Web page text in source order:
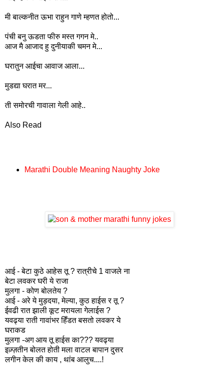
मी बाल्कनीत ऊभा राहुन गाणे म्हणत होतो...
पंची बनु ऊडता फीरु मस्त गगन मे..
आज मै आजाद हु दुनीयाकी चमन मे...
घरातुन आईचा आवाज आला...
मुडद्या घरात मर...
ती समोरची गावाला गेली आहे..
Also Read
Marathi Double Meaning Naughty Joke
आई - बेटा कुठे आहेस तू ? रात्रीचे 1 वाजले ना
बेटा लवकर घरी ये राजा
मुलगा - कोण बोलतेय ?
आई - अरे ये मुड़दया, मेल्या, कुठ हाईस र तू ?
ईवढी रात झाली कूट मरायला गेलाईस ?
यवढ्या राती गावांभर हिँडत बसतो लवकर ये
घराकड
मुलगा -अग आय तू हाईस का??? यवढ्या
इज़्ज़तीन बोलत होती मला वाटल बापान दुसर
लगीन केल की काय , थांब आलुच....!